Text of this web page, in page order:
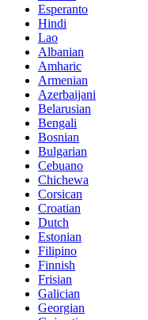
Esperanto
Hindi
Lao
Albanian
Amharic
Armenian
Azerbaijani
Belarusian
Bengali
Bosnian
Bulgarian
Cebuano
Chichewa
Corsican
Croatian
Dutch
Estonian
Filipino
Finnish
Frisian
Galician
Georgian